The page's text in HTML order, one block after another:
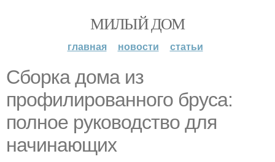
МИЛЫЙ ДОМ
главная новости статьи
Сборка дома из
профилированного бруса:
полное руководство для
начинающих